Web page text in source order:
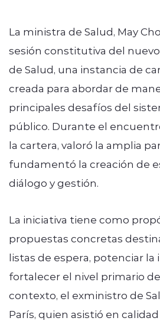
La ministra de Salud, May
sesión constitutiva del
de Salud, una instancia de
creada para abordar de
principales desafíos del
público. Durante el
la cartera, valoró la amplia
fundamentó la creación de
diálogo y gestión.
La iniciativa tiene como
propuestas concretas
listas de espera, potenciar
fortalecer el nivel primario
contexto, el exministro de
París, quien asistió en